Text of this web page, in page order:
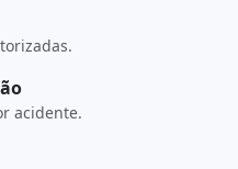
acidente.